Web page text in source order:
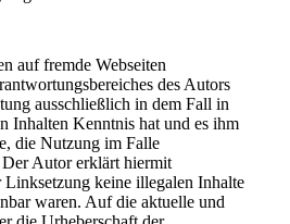
auf fremde Webseiten
des Autors
ausschließlich in dem Fall in
Inhalten Kenntnis hat und es ihm
die Nutzung im Falle
Autor erklärt hiermit
keine illegalen Inhalte
waren. Auf die aktuelle und